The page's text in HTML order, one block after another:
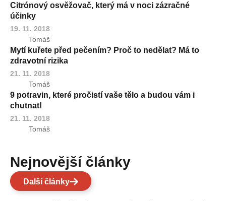
Citrónový osvěžovač, který má v noci zázračné
účinky
19. 11. 2018
Tomáš
Mytí kuřete před pečením? Proč to nedělat? Má to
zdravotní rizika
21. 11. 2018
Tomáš
9 potravin, které pročistí vaše tělo a budou vám i
chutnat!
21. 11. 2018
Tomáš
Nejnovější články
Další články